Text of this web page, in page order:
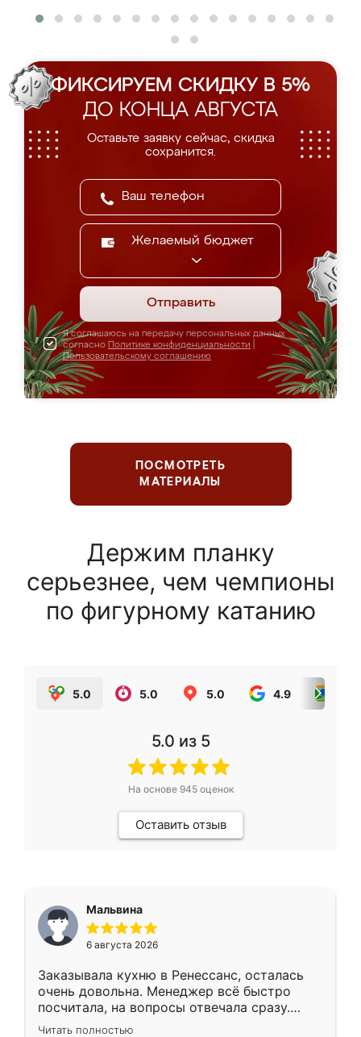
ФИКСИРУЕМ СКИДКУ В 5%
ДО КОНЦА АВГУСТА
Оставьте заявку сейчас, скидка
сохранится.
Желаемый бюджет
Отправить
Я соглашаюсь на передачу персональных данных
согласно Политике конфиденциальности
Пользовательскому соглашению
ПОСМОТРЕТЬ
МАТЕРИАЛЫ
Держим планку
серьезнее, чем чемпионы
по фигурному катанию
5.0 5.0 5.0 4.9
5.0 из 5
На основе 945оценок
Оставить отзыв
Мальвина
6 августа 2026
Заказывала кухню в Ренессанс, осталась
очень довольна. Менеджер всё быстро
посчитала, на вопросы отвечала сразу.
Замерщик приехал в субботу, подошёл к
Читать полностью